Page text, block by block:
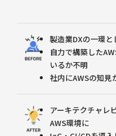
製造業DXの一環
自力で構築した
いるか不明
社内にAWSの知見
アーキテクチャレ
AWS環境に